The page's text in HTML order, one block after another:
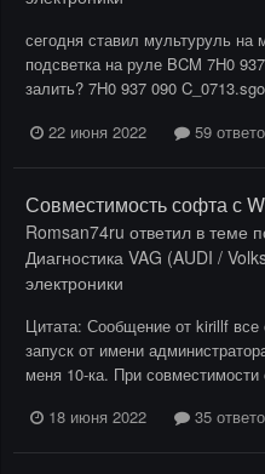
сегодня ставил мультуруль на
подсветка на руле BCM 7H0
залить? 7H0 937 090
22 июня 2022
59
Совместимость софта с
Romsan74ru ответил в теме
Диагностика VAG (AUDI /
электроники
Цитата: Сообщение от kirillf все
запуск от имени
меня 10-ка. При
18 июня 2022
35